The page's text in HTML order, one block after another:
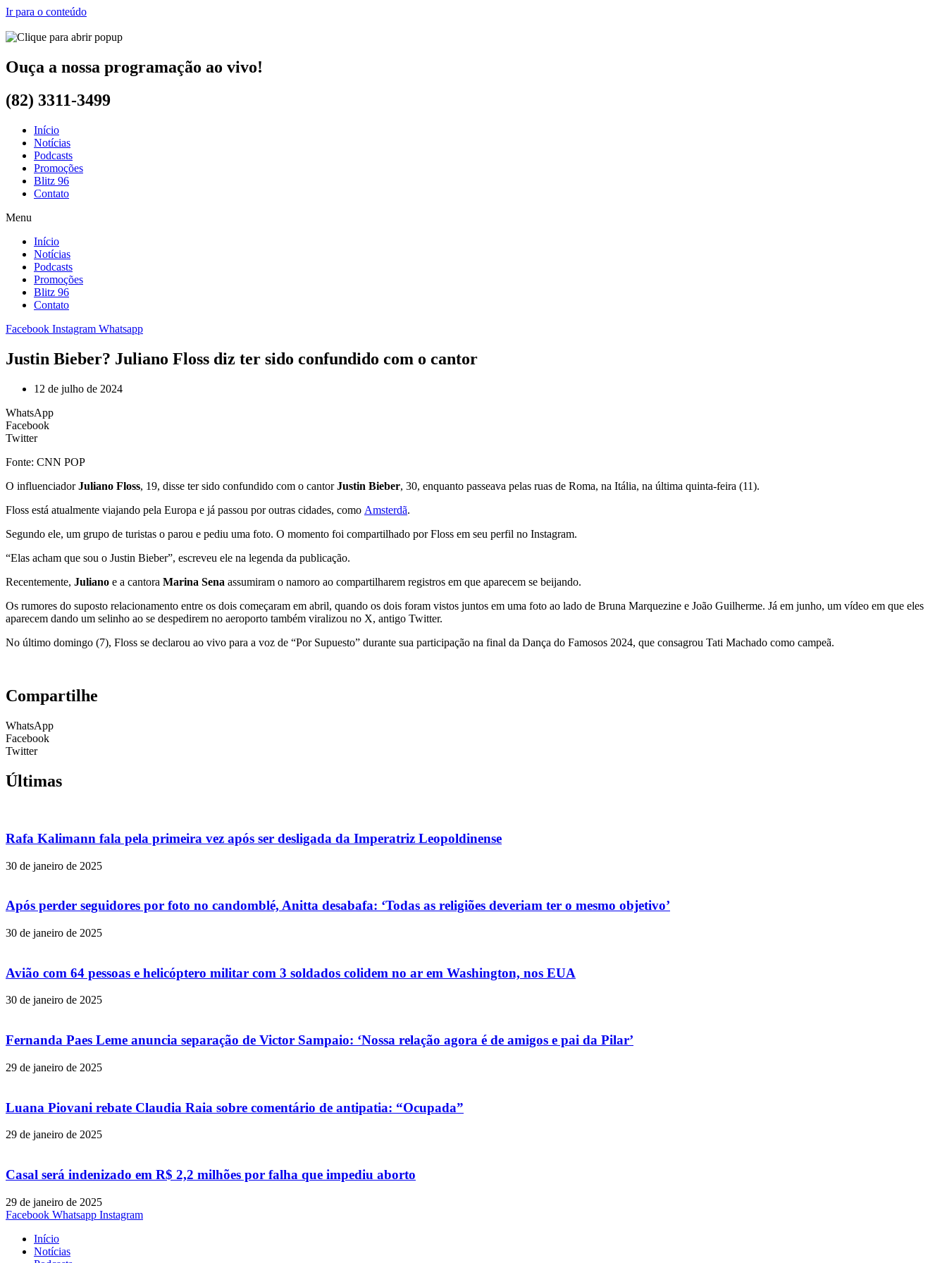
Ir para o conteúdo
Ouça a nossa programação ao vivo!
(82) 3311-3499
Início
Notícias
Podcasts
Promoções
Blitz 96
Contato
Menu
Início
Notícias
Podcasts
Promoções
Blitz 96
Contato
Facebook Instagram Whatsapp
Justin Bieber? Juliano Floss diz ter sido confundido com o cantor
12 de julho de 2024
WhatsApp
Facebook
Twitter
Fonte: CNN POP
O influenciadorJuliano Floss, 19, disse ter sido confundido com o cantorJustin Bieber, 30, enquanto passeava pelas ruas de Roma, na Itália, na última quinta-feira (11).
Floss está atualmente viajando pela Europa e já passou por outras cidades, como Amsterdã.
Segundo ele, um grupo de turistas o parou e pediu uma foto. O momento foi compartilhado por Floss em seu perfil no Instagram.
“Elas acham que sou o Justin Bieber”, escreveu ele na legenda da publicação.
Recentemente, Juliano e a cantora Marina Sena assumiram o namoro ao compartilharem registros em que aparecem se beijando.
Os rumores do suposto relacionamento entre os dois começaram em abril, quando os dois foram vistos juntos em uma foto ao lado de Bruna Marquezine e João Guilherme. Já em junho, um vídeo em que eles
aparecem dando um selinho ao se despedirem no aeroporto também viralizou no X, antigo Twitter.
No último domingo (7), Floss se declarou ao vivo para a voz de “Por Supuesto” durante sua participação na final da Dança do Famosos 2024, que consagrou Tati Machado como campeã.
Compartilhe
WhatsApp
Facebook
Twitter
Últimas
Rafa Kalimann fala pela primeira vez após ser desligada da Imperatriz Leopoldinense
30 de janeiro de 2025
Após perder seguidores por foto no candomblé, Anitta desabafa: ‘Todas as religiões deveriam ter o mesmo objetivo’
30 de janeiro de 2025
Avião com 64 pessoas e helicóptero militar com 3 soldados colidem no ar em Washington, nos EUA
30 de janeiro de 2025
Fernanda Paes Leme anuncia separação de Victor Sampaio: ‘Nossa relação agora é de amigos e pai da Pilar’
29 de janeiro de 2025
Luana Piovani rebate Claudia Raia sobre comentário de antipatia: “Ocupada”
29 de janeiro de 2025
Casal será indenizado em R$ 2,2 milhões por falha que impediu aborto
29 de janeiro de 2025
Facebook Whatsapp Instagram
Início
Notícias